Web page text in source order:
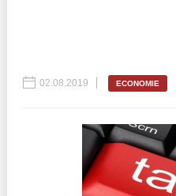
02.08.2019 ECONOMIE